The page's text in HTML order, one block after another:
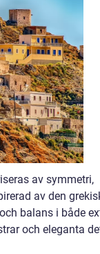
av symmetri,
av den
balans i både
och eleganta